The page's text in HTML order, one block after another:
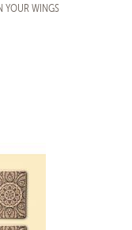
WINGS